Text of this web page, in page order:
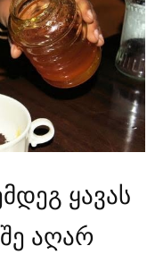
ყავას
აღარ